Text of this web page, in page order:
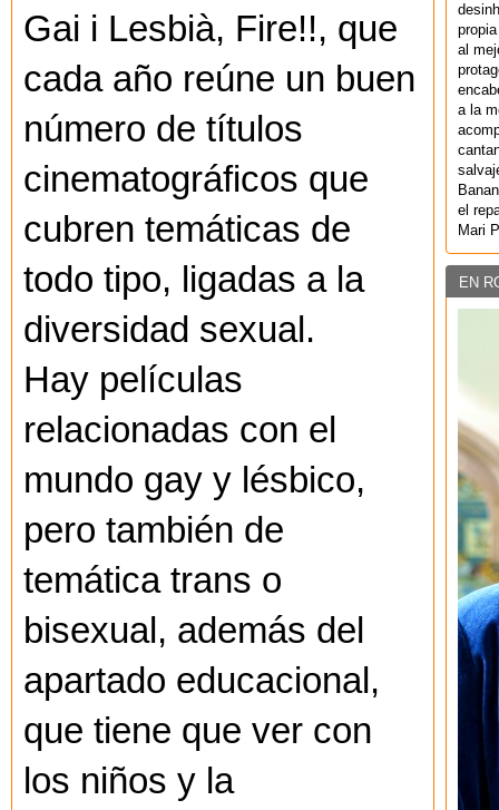
Gai i Lesbià, Fire!!, que
cada año reúne un buen
número de títulos
cinematográficos que
cubren temáticas de
todo tipo, ligadas a la
diversidad sexual.
Hay películas
relacionadas con el
mundo gay y lésbico,
pero también de
temática trans o
bisexual, además del
apartado educacional,
que tiene que ver con
los niños y la
al
a la
el
Mari
EN